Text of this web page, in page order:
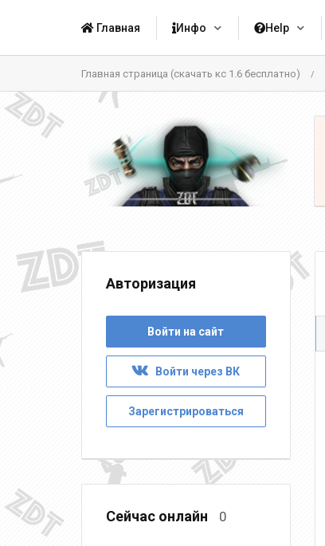
Главная Инфо Help
Главная страница (скачать кс 1.6 бесплатно) /
Авторизация
Войти на сайт
Войти через ВК
Зарегистрироваться
Сейчас онлайн 0